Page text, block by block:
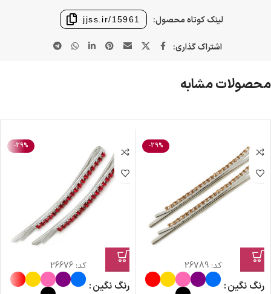
لینک کوتاه محصول: jjss.ir/15961
اشتراک گذاری:
محصولات مشابه
-29%
کد: 26789
رنگ نگین
-29%
کد: 26676
رنگ نگین